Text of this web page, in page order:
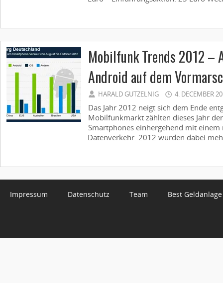
Mobilfunk Trends 2012 –
Android auf dem
HARALD GUTZELNIG 4. DECEMBER
Das Jahr 2012 neigt sich dem Ende
Mobilfunkmarkt zählten dieses Jahr
Smartphones einhergehend mit
Datenverkehr. 2012 wurden dabei
Impressum Datenschutz Team Best Geldanlage